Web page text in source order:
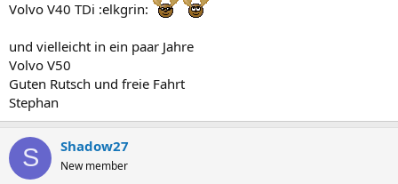
Volvo V40 TDi :elkgrin:
und vielleicht in ein paar Jahre
Volvo V50
Guten Rutsch und freie Fahrt
Stephan
S Shadow27
New member